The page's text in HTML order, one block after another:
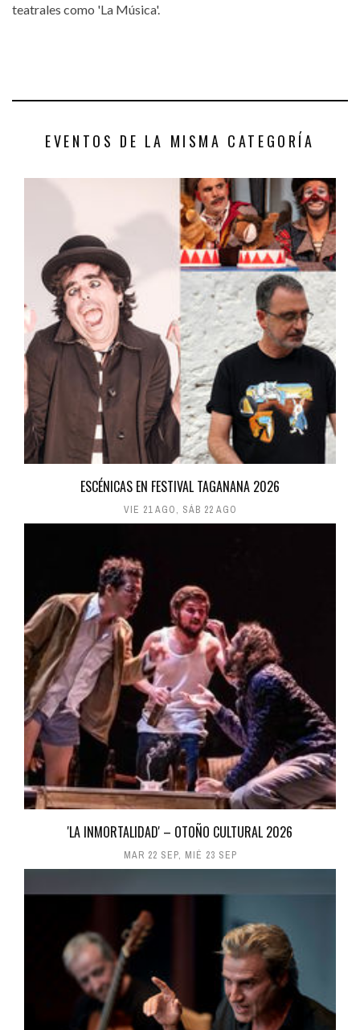
teatrales como 'La Música'.
EVENTOS DE LA MISMA CATEGORÍA
ESCÉNICAS EN FESTIVAL TAGANANA 2026
VIE 21 AGO, SÁB 22 AGO
'LA INMORTALIDAD' – OTOÑO CULTURAL 2026
MAR 22 SEP, MIÉ 23 SEP